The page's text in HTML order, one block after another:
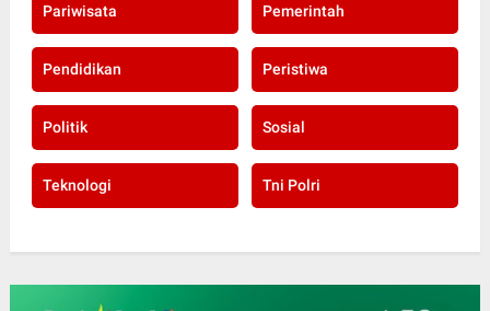
Pariwisata Pemerintah
Pendidikan Peristiwa
Politik Sosial
Teknologi Tni Polri